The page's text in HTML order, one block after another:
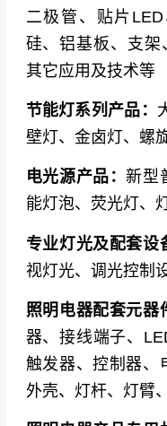
二极管、贴片
硅、铝基板、支架
其它应用及技术等
节能灯系列产品：
壁灯、金卤灯、螺
电光源产品：新型
能灯泡、荧光灯、
专业灯光及配套设
视灯光、调光控制
照明电器配套元器
器、接线端子、
触发器、控制器、
外壳、灯杆、灯臂